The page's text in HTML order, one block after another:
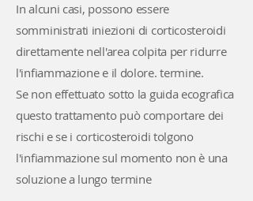
In alcuni casi, possono essere
somministrati iniezioni di corticosteroidi
direttamente nell'area colpita per ridurre
l'infiammazione e il dolore. termine.
Se non effettuato sotto la guida ecografica
questo trattamento può comportare dei
rischi e se i corticosteroidi tolgono
l'infiammazione sul momento non è una
soluzione a lungo termine